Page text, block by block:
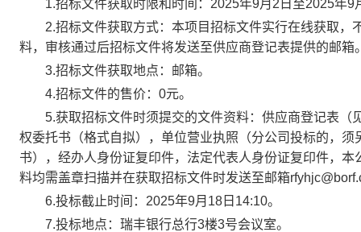
1.招标文件获取时限和时间：2025年9月2日至2025年9
2.招标文件获取方式：本项目招标文件实行在线获取，
料，审核通过后招标文件将发送至供应商登记表提供的邮箱
3.招标文件获取地点：邮箱。
4.招标文件的售价：0元。
5.获取招标文件时须提交的文件资料：供应商登记表（
权委托书（格式自拟），单位营业执照（分公司投标的，
书），经办人身份证复印件，法定代表人身份证复印件，
料均需盖章扫描并在获取招标文件时发送至邮箱
6.投标截止时间：2025年9月18日14:10。
7.投标地点：瑞丰银行总行3楼3号会议室。